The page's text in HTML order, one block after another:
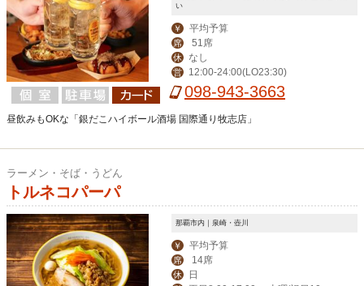
い
￥ 平均予算
席 51席
休 なし
営 12:00-24:00(LO23:30)
098-943-3663
昼飲みもOKな「銀だこハイボール酒場 国際通り牧志店」
ラーメン・そば・うどん
トルネコパーパ
那覇市内｜泉崎・壺川
￥ 平均予算
席 14席
休 日